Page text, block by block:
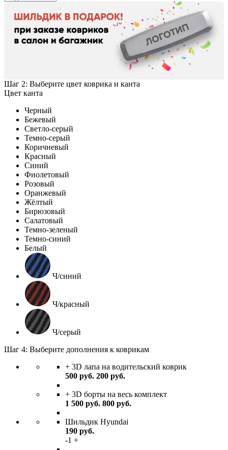
Шаг 2: Выберите цвет коврика и канта
Цвет канта
Черный
Бежевый
Светло-серый
Темно-серый
Коричневый
Красный
Синий
Фиолетовый
Розовый
Оранжевый
Жёлтый
Бирюзовый
Салатовый
Темно-зеленый
Темно-синий
Белый
Ч/синий
Ч/красный
Ч/серый
Шаг 4: Выберите дополнения к коврикам
+ 3D лапа на водительский коврик
500 руб. 200 руб.
+ 3D борты на весь комплект
1 500 руб. 800 руб.
Шильдик Hyundai
190 руб.
-1 +